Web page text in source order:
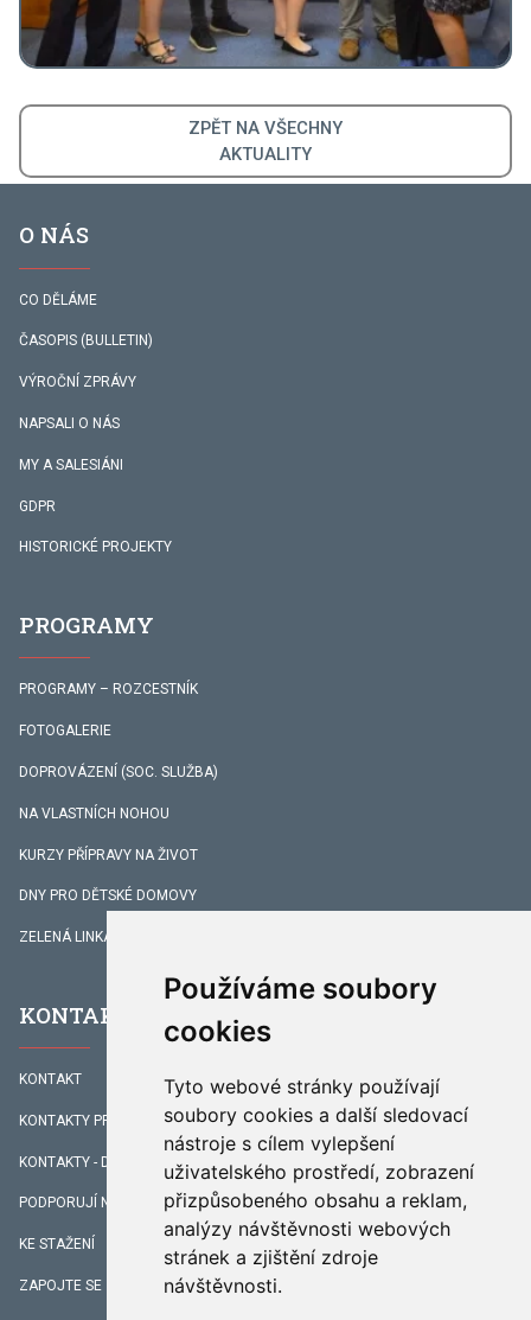
Používáme soubory
cookies
Tyto webové stránky používají
soubory cookies a další sledovací
nástroje s cílem vylepšení
uživatelského prostředí, zobrazení
přizpůsobeného obsahu a reklam,
analýzy návštěvnosti webových
stránek a zjištění zdroje
návštěvnosti.
ZPĚT NA VŠECHNY
AKTUALITY
O NÁS
CO DĚLÁME
ČASOPIS (BULLETIN)
VÝROČNÍ ZPRÁVY
NAPSALI O NÁS
MY A SALESIÁNI
GDPR
HISTORICKÉ PROJEKTY
PROGRAMY
PROGRAMY – ROZCESTNÍK
FOTOGALERIE
DOPROVÁZENÍ (SOC. SLUŽBA)
NA VLASTNÍCH NOHOU
KURZY PŘÍPRAVY NA ŽIVOT
DNY PRO DĚTSKÉ DOMOVY
ZELENÁ LINKA
KONTAKTY
KONTAKT
KONTAKTY PRACOVNÍKŮ
KONTAKTY - DOPROVÁZENÍ
PODPORUJÍ NÁS
KE STAŽENÍ
ZAPOJTE SE